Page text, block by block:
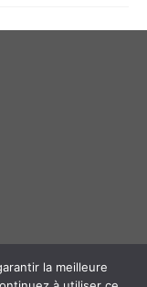
la meilleure